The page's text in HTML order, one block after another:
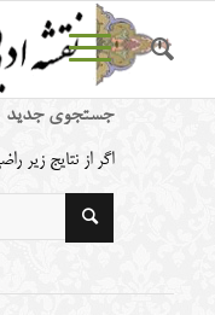
جستجوی جدید
اگر از نتایج زیر